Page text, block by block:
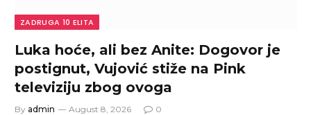
ZADRUGA 10 ELITA
Luka hoće, ali bez Anite: Dogovor je
postignut, Vujović stiže na Pink
televiziju zbog ovoga
By admin August 8, 2026 0